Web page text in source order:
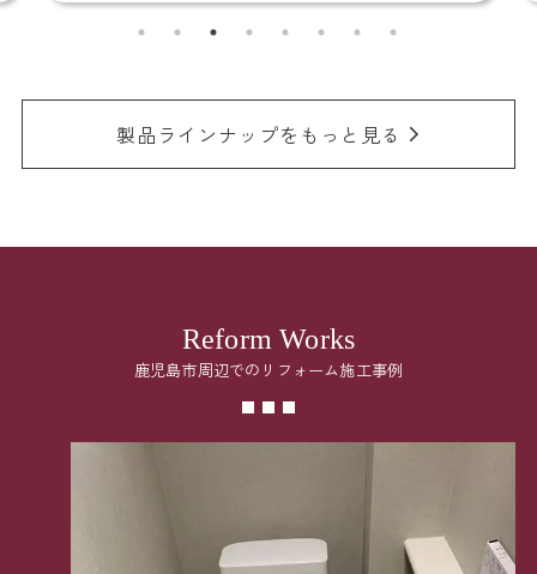
製品ラインナップをもっと見る
Reform Works
鹿児島市周辺でのリフォーム施工事例